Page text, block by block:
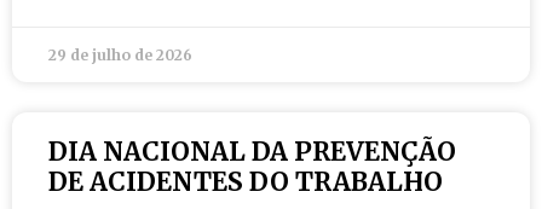
29 de julho de 2026
DIA NACIONAL DA PREVENÇÃO
DE ACIDENTES DO TRABALHO